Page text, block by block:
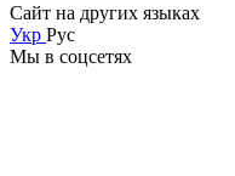
Сайт на других языках
Укр Рус
Мы в соцсетях